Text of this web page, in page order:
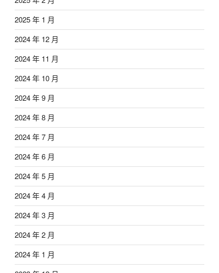
2025 年 1 月
2024 年 12 月
2024 年 11 月
2024 年 10 月
2024 年 9 月
2024 年 8 月
2024 年 7 月
2024 年 6 月
2024 年 5 月
2024 年 4 月
2024 年 3 月
2024 年 2 月
2024 年 1 月